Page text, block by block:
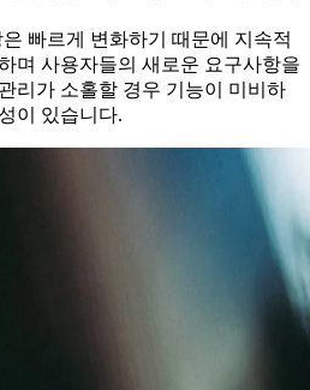
빠르게 변화하기 때문에 지속적
며 사용자들의 새로운 요구사항을
리가 소홀할 경우 기능이 미비하
이 있습니다.